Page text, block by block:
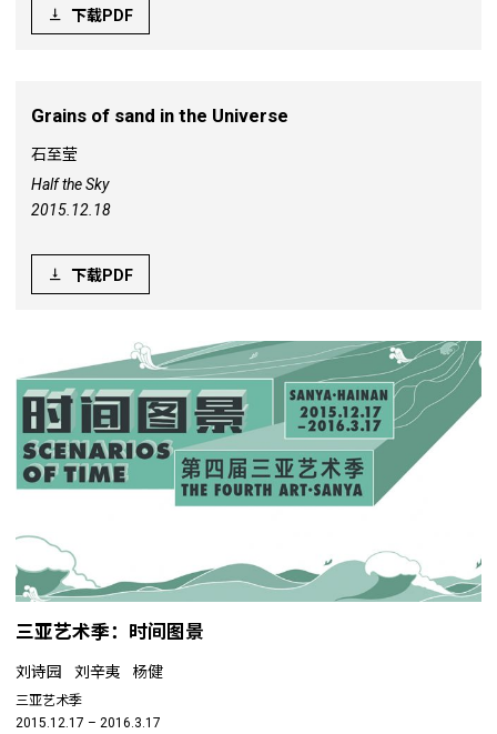
下载PDF
Grains of sand in the Universe
石至莹
Half the Sky
2015.12.18
下载PDF
三亚艺术季：时间图景
刘诗园 刘辛夷 杨健
三亚艺术季
2015.12.17 – 2016.3.17